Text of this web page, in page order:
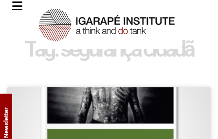
Tag: segurança cidadã
Newsletter